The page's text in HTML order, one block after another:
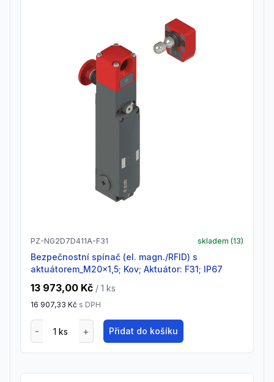
PZ-NG2D7D411A-F31 skladem (13)
Bezpečnostní spínač (el. magn./RFID) s
aktuátorem_M20x1,5; Kov; Aktuátor: F31; IP67
13 973,00 Kč / 1 ks
16 907,33 Kč s DPH
Přidat do košíku